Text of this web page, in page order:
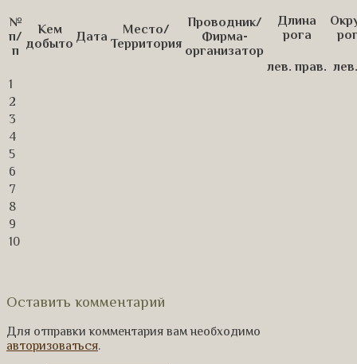
№
п/
п
Кем
добыто Дата
Место/
Территория
Проводник/
Фирма-
организатор
Длина
рога
лев. прав. лев.
1
2
3
4
5
6
7
8
9
10
Оставить комментарий
Для отправки комментария вам необходимо
авторизоваться.